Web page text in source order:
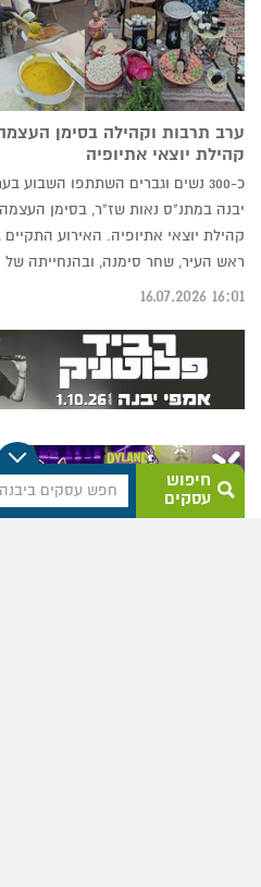
ערב תרבות וקהילה בסימן
קהילת יוצאי אתיופיה
כ-300 נשים וגברים השתתפו
יבנה במתנ"ס נאות שז"ר, בסימן
קהילת יוצאי אתיופיה. האירוע
ראש העיר, שחר סימנה, ובהנחייתה של
16:01 16.07.2026
חיפוש
עסקים